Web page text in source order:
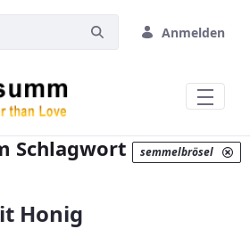
Anmelden
Schlagwort semmelbrösel
Honig